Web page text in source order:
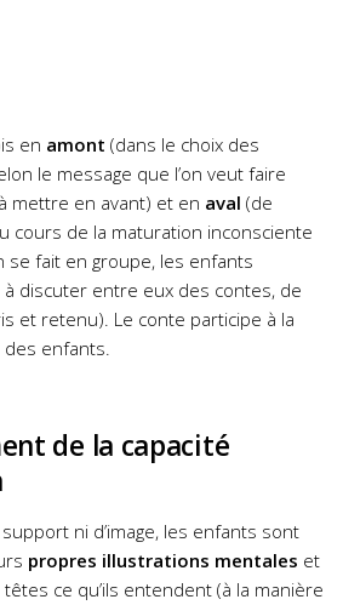
en amont (dans le choix des
le message que l’on veut faire
mettre en avant) et en aval (de
cours de la maturation inconsciente
se fait en groupe, les enfants
discuter entre eux des contes, de
et retenu). Le conte participe à la
des enfants.
de la capacité
support ni d’image, les enfants sont
propres illustrations mentales et
ce qu’ils entendent (à la manière